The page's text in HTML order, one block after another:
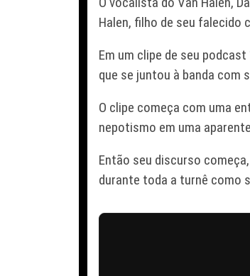
Halen, filho de seu falecido
Em um clipe de seu
que se juntou à banda com
O clipe começa com uma
nepotismo em uma
Então seu discurso
durante toda a turnê como
ROTINA DO PAI